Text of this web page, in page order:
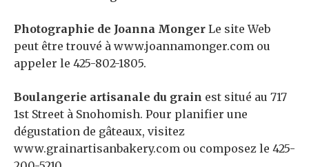
Photographie de Joanna Monger Le site Web
peut être trouvé à www.joannamonger.com ou
appeler le 425-802-1805.
Boulangerie artisanale du grain est situé au 717
1st Street à Snohomish. Pour planifier une
dégustation de gâteaux, visitez
www.grainartisanbakery.com ou composez le 425-